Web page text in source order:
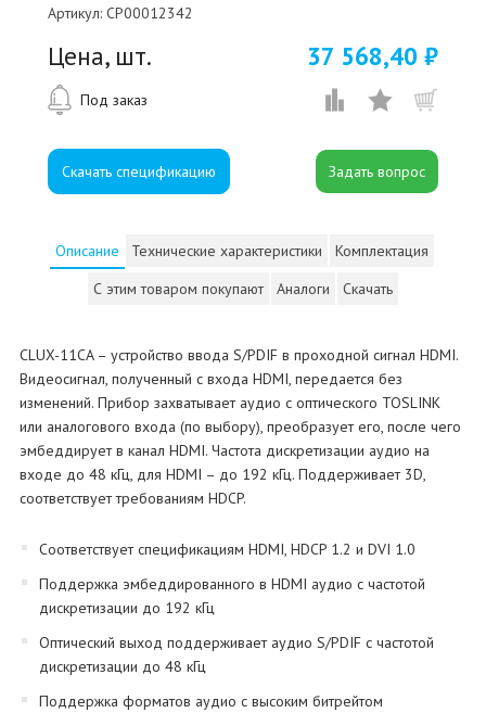
Артикул: CP00012342
Цена, шт. 37 568,40 ₽
Под заказ
Скачать спецификацию
Описание Технические характеристики
Комплектация
С этим товаром покупают
Аналоги Скачать
CLUX-11CA – устройство ввода S/PDIF в проходной сигнал HDMI.
Видеосигнал, полученный с входа HDMI, передается без
изменений. Прибор захватывает аудио с оптического TOSLINK
или аналогового входа (по выбору), преобразует его, после чего
эмбеддирует в канал HDMI. Частота дискретизации аудио на
входе до 48 кГц, для HDMI – до 192 кГц. Поддерживает 3D,
соответствует требованиям HDCP.
Соответствует спецификациям HDMI, HDCP 1.2 и DVI 1.0
Поддержка эмбеддированного в HDMI аудио с частотой
дискретизации до 192 кГц
Оптический выход поддерживает аудио S/PDIF с частотой
дискретизации до 48 кГц
Поддержка форматов аудио с высоким битрейтом